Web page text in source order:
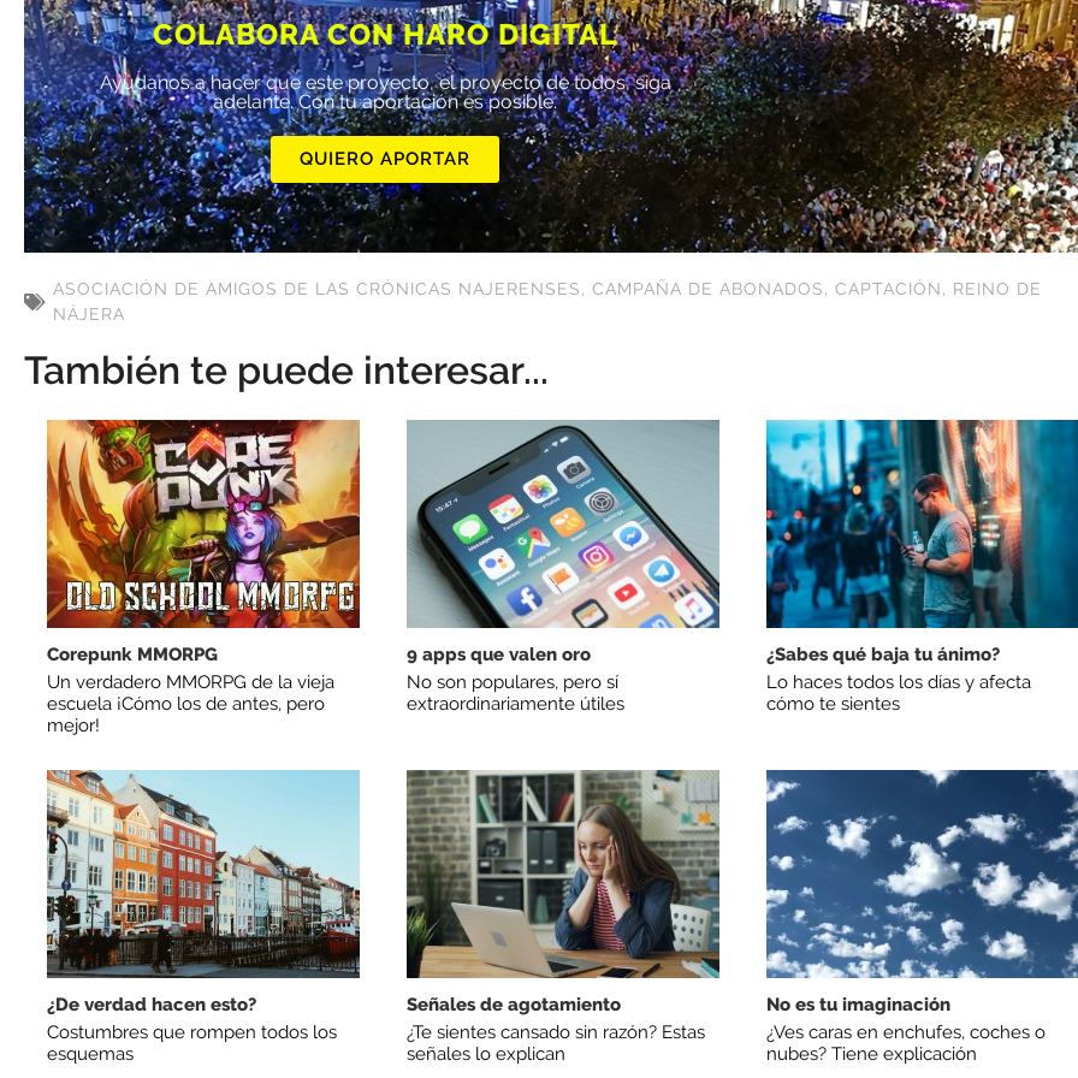
COLABORA CON HARO DIGITAL
Ayúdanos a hacer que este proyecto, el proyecto de todos, siga
adelante. Con tu aportación es posible.
QUIERO APORTAR
ASOCIACIÓN DE AMIGOS DE LAS CRÓNICAS NAJERENSES, CAMPAÑA DE ABONADOS, CAPTACIÓN, REINO DE
NÁJERA
También te puede interesar...
Corepunk MMORPG
Un verdadero MMORPG de la vieja
escuela ¡Cómo los de antes, pero
mejor!
9 apps que valen oro
No son populares, pero sí
extraordinariamente útiles
¿Sabes qué baja tu ánimo?
Lo haces todos los días y afecta
cómo te sientes
¿De verdad hacen esto?
Costumbres que rompen todos los
esquemas
Señales de agotamiento
¿Te sientes cansado sin razón? Estas
señales lo explican
No es tu imaginación
¿Ves caras en enchufes, coches o
nubes? Tiene explicación